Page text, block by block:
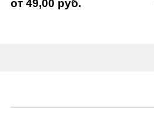
от 49,00 руб.